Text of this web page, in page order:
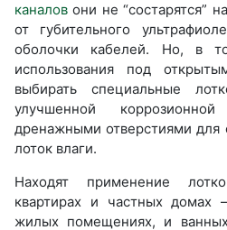
каналов они не “состарятся”
от губительного
оболочки кабелей. Но, в
использования под
выбирать специальные
улучшенной
дренажными отверстиями для
лоток влаги.
Находят применение
квартирах и частных
жилых помещениях, и